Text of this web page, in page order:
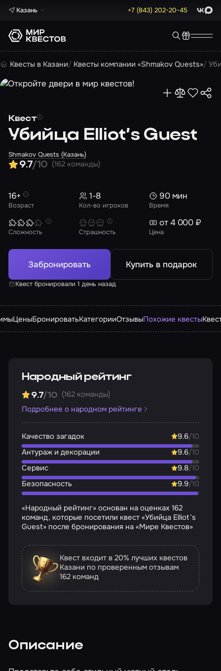
Казань +7 (843) 202-20-45 Max
Квесты в Казани Квесты компании «Shmakov Quests»
Квест
Убийца Elliot’s Guest
Shmakov Quests (Казань)
9.7/10 (162 команды)
Возраст
16+
Кол-во игроков
1-8
Время
90 мин
Сложность Страшность Цена
от 4 000 ₽
Забронировать Купить в подарок
Квест бронировали 1 день назад
ЦеныБронироватьКатегорииОтзывыПохожие квесты
Народный рейтинг
9.7/10 (162 команды)
Подробнее о народном рейтинге
Качество загадок 9.6/10
Антураж и декорации
9.6/10
Сервис
9.8/10
Безопасность
9.9/10
«Народный рейтинг» основан на оценках 162
команд, которые посетили квест «Убийца Elliot’s
Guest» после бронирования на «Мире Квестов»
Квест входит в 20% лучших квестов
Казани по проверенным отзывам
162 команд
Описание